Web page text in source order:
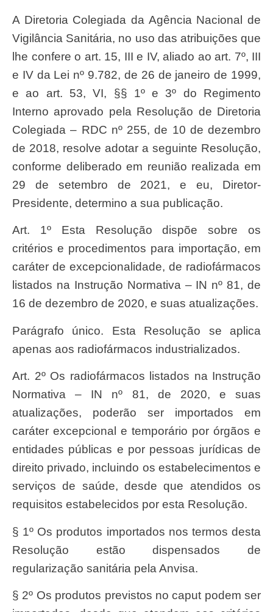
A Diretoria Colegiada da Agência Nacional de
Vigilância Sanitária, no uso das atribuições que
lhe confere o art. 15, III e IV, aliado ao art. 7º, III
e IV da Lei nº 9.782, de 26 de janeiro de 1999,
e ao art. 53, VI, §§ 1º e 3º do Regimento
Interno aprovado pela Resolução de Diretoria
Colegiada – RDC nº 255, de 10 de dezembro
de 2018, resolve adotar a seguinte Resolução,
conforme deliberado em reunião realizada em
29 de setembro de 2021, e eu, Diretor-
Presidente, determino a sua publicação.
Art. 1º Esta Resolução dispõe sobre os
critérios e procedimentos para importação, em
caráter de excepcionalidade, de radiofármacos
listados na Instrução Normativa – IN nº 81, de
16 de dezembro de 2020, e suas atualizações.
Parágrafo único. Esta Resolução se aplica
apenas aos radiofármacos industrializados.
Art. 2º Os radiofármacos listados na Instrução
Normativa – IN nº 81, de 2020, e suas
atualizações, poderão ser importados em
caráter excepcional e temporário por órgãos e
entidades públicas e por pessoas jurídicas de
direito privado, incluindo os estabelecimentos e
serviços de saúde, desde que atendidos os
requisitos estabelecidos por esta Resolução.
§ 1º Os produtos importados nos termos desta
Resolução estão dispensados de
regularização sanitária pela Anvisa.
§ 2º Os produtos previstos no caput podem ser